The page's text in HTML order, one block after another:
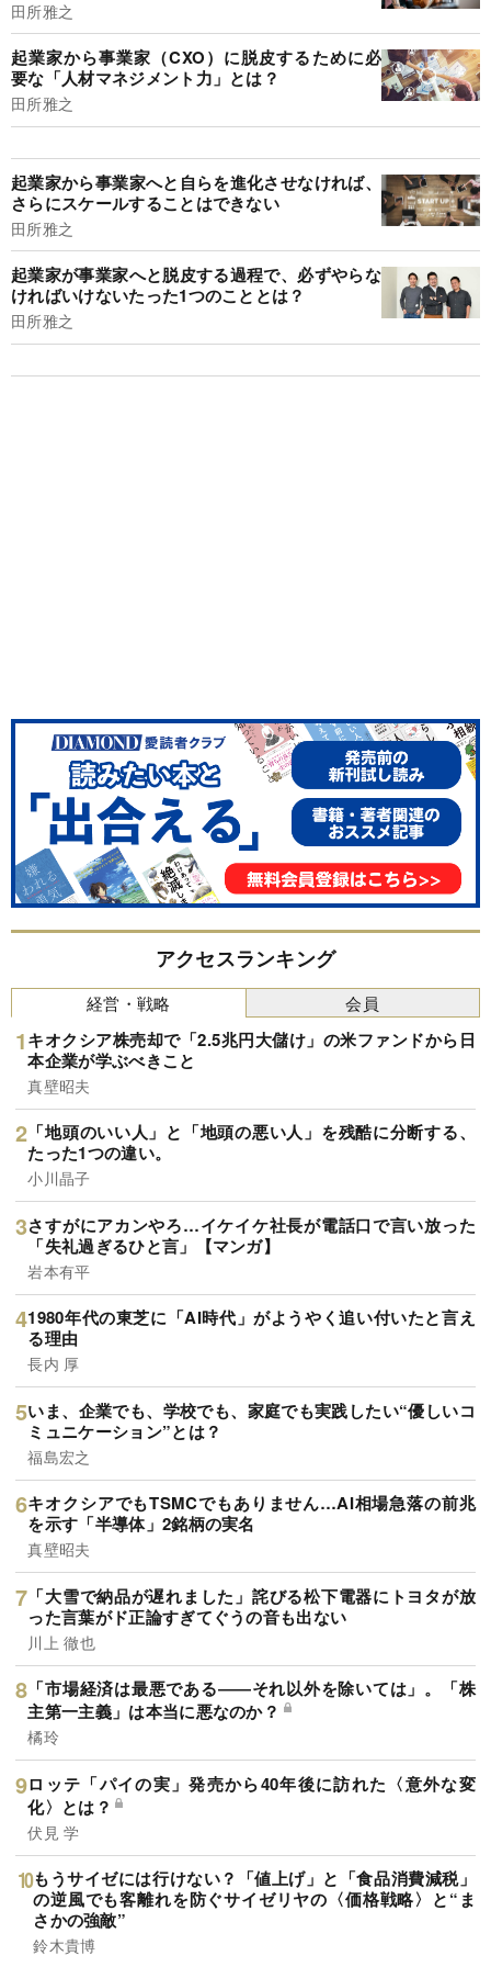
田所雅之
起業家から事業家（CXO）に脱皮するために必
要な「人材マネジメント力」とは？
田所雅之
起業家から事業家へと自らを進化させなければ、
さらにスケールすることはできない
田所雅之
起業家が事業家へと脱皮する過程で、必ずやらな
ければいけないたった1つのこととは？
田所雅之
アクセスランキング
経営・戦略
キオクシア株売却で「2.5兆円大儲け」の米ファンドから日
本企業が学ぶべきこと
真壁昭夫
「地頭のいい人」と「地頭の悪い人」を残酷に分断する、
たった1つの違い。
小川晶子
さすがにアカンやろ…イケイケ社長が電話口で言い放った
「失礼過ぎるひと言」【マンガ】
岩本有平
1980年代の東芝に「AI時代」がようやく追い付いたと言え
る理由
長内 厚
いま、企業でも、学校でも、家庭でも実践したい“優しいコ
ミュニケーション”とは？
福島宏之
キオクシアでもTSMCでもありません…AI相場急落の前兆
を示す「半導体」2銘柄の実名
真壁昭夫
「大雪で納品が遅れました」詫びる松下電器にトヨタが放
った言葉がド正論すぎてぐうの音も出ない
川上 徹也
「市場経済は最悪である――それ以外を除いては」。「株
主第一主義」は本当に悪なのか？
橘玲
ロッテ「パイの実」発売から40年後に訪れた〈意外な変
化〉とは？
伏見 学
もうサイゼには行けない？「値上げ」と「食品消費減税」
の逆風でも客離れを防ぐサイゼリヤの〈価格戦略〉と“ま
さかの強敵”
鈴木貴博
会員